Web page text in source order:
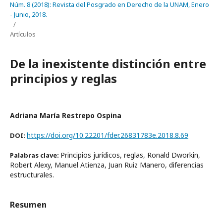
Núm. 8 (2018): Revista del Posgrado en Derecho de la UNAM, Enero
- Junio, 2018.
/
Artículos
De la inexistente distinción entre
principios y reglas
Adriana María Restrepo Ospina
DOI: https://doi.org/10.22201/fder.26831783e.2018.8.69
Palabras clave: Principios jurídicos, reglas, Ronald Dworkin,
Robert Alexy, Manuel Atienza, Juan Ruiz Manero, diferencias
estructurales.
Resumen